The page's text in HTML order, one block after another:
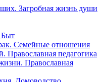
Загробная жизнь души
Быт
Семейные отношения
Православная педагогика
Православная